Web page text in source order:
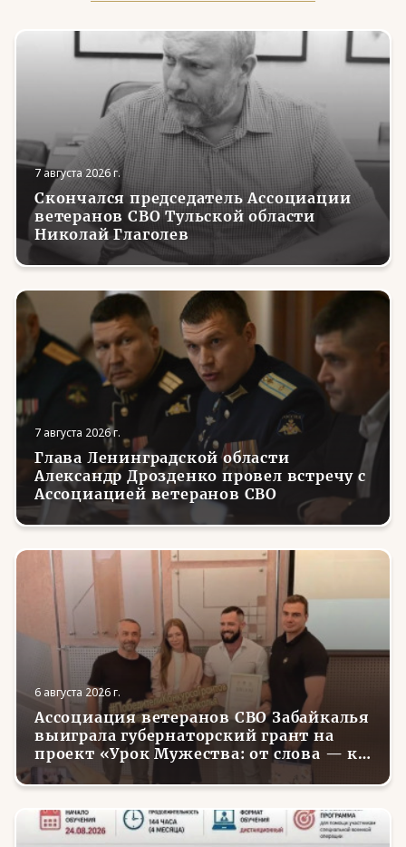
7 августа 2026 г.
Скончался председатель Ассоциации
ветеранов СВО Тульской области
Николай Глаголев
7 августа 2026 г.
Глава Ленинградской области
Александр Дрозденко провел встречу с
Ассоциацией ветеранов СВО
6 августа 2026 г.
Ассоциация ветеранов СВО Забайкалья
выиграла губернаторский грант на
проект «Урок Мужества: от слова — к
делу»